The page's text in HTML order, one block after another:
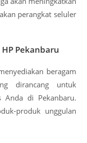
perangkat seluler
Pekanbaru
beragam
dirancang untuk
Anda di Pekanbaru.
produk unggulan